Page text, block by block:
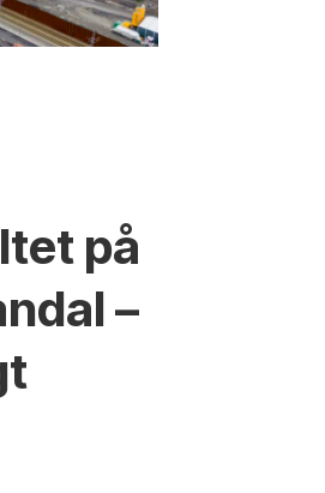
på
–